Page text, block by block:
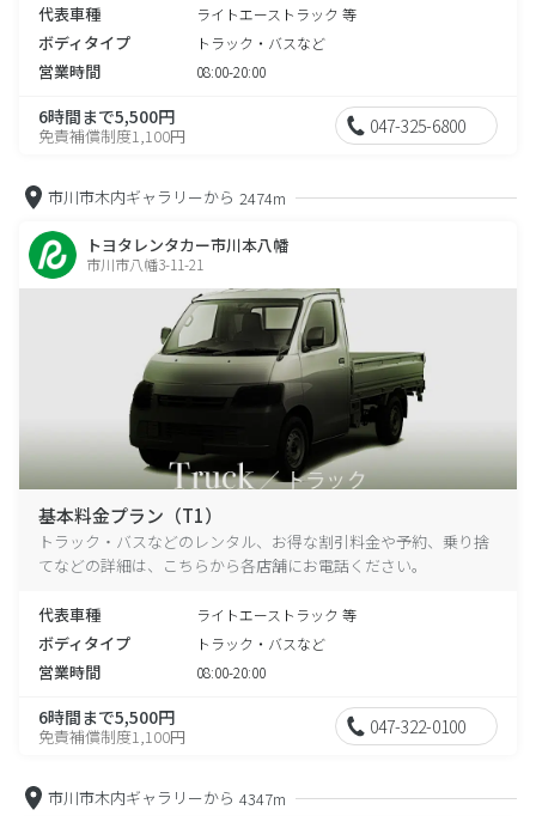
代表車種 ライトエーストラック 等
ボディタイプ トラック・バスなど
営業時間 08:00-20:00
6時間まで5,500円
免責補償制度1,100円 047-325-6800
市川市木内ギャラリーから 2474m
トヨタレンタカー市川本八幡
市川市八幡3-11-21
基本料金プラン（T1）
トラック・バスなどのレンタル、お得な割引料金や予約、乗り捨
てなどの詳細は、こちらから各店舗にお電話ください。
代表車種 ライトエーストラック 等
ボディタイプ トラック・バスなど
営業時間 08:00-20:00
6時間まで5,500円
免責補償制度1,100円 047-322-0100
市川市木内ギャラリーから 4347m